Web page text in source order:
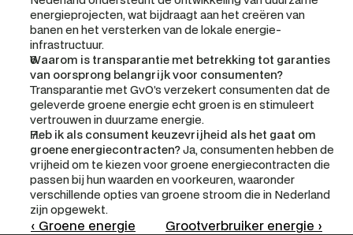
energieprojecten, wat bijdraagt aan het creëren van
banen en het versterken van de lokale energie-
infrastructuur.
Waarom is transparantie met betrekking tot garanties
van oorsprong belangrijk voor consumenten?
Transparantie met GvO’s verzekert consumenten dat de
geleverde groene energie echt groen is en stimuleert
vertrouwen in duurzame energie.
Heb ik als consument keuzevrijheid als het gaat om
groene energiecontracten? Ja, consumenten hebben de
vrijheid om te kiezen voor groene energiecontracten die
passen bij hun waarden en voorkeuren, waaronder
verschillende opties van groene stroom die in Nederland
zijn opgewekt.
‹ Groene energie Grootverbruiker energie ›